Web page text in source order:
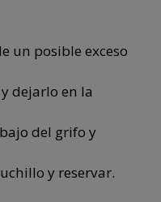
un posible exceso
dejarlo en la
del grifo y
y reservar.